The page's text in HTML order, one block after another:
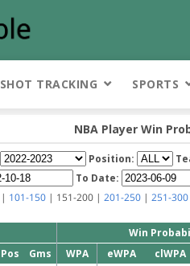
SHOT TRACKING SPORTS
NBA Player Win
Position:
To Date:
| 101-150 | 151-200 | 201-250 | 251-300
Win
Pos Gms WPA eWPA clWPA